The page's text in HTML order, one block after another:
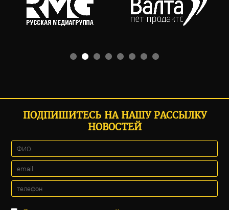
ПОДПИШИТЕСЬ НА НАШУ РАССЫЛКУ
НОВОСТЕЙ